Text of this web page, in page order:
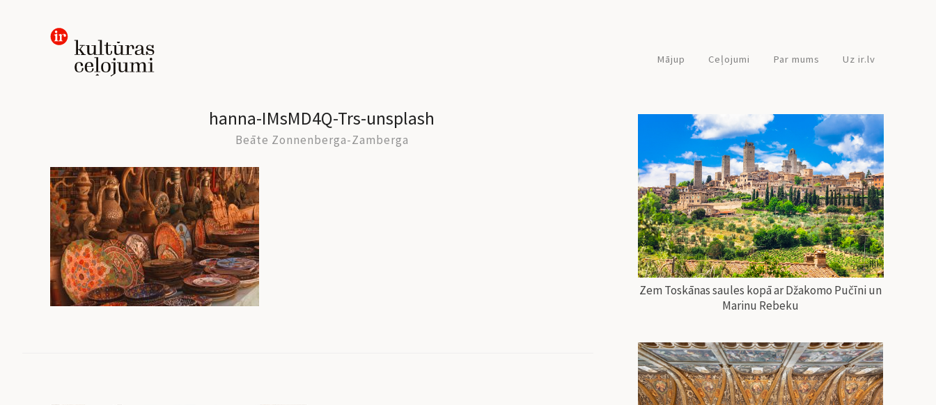
Mājup Ceļojumi Par mums Uz ir.lv
hanna-IMsMD4Q-Trs-unsplash
Beāte Zonnenberga-Zamberga
Zem Toskānas saules kopā ar Džakomo Pučīni un
Marinu Rebeku